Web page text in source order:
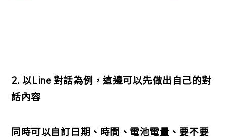
2. 以Line 對話為例，這邊可以先做出自己的對
話內容
同時可以自訂日期、時間、電池電量、要不要